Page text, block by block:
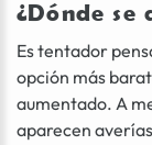
¿Dónde se
Es tentador
opción más
aumentado. A
aparecen